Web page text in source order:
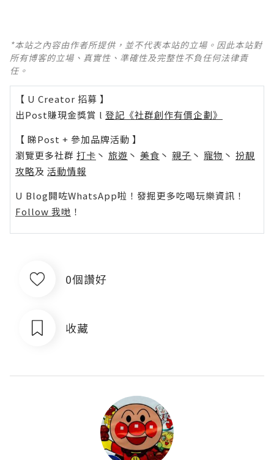
*本站之內容由作者所提供，並不代表本站的立場。因此本站對
所有博客的立場、真實性、準確性及完整性不負任何法律責
任。
【 U Creator 招募 】
出Post賺現金獎賞 l 登記《社群創作有價企劃》
【 睇Post + 參加品牌活動 】
瀏覽更多社群 打卡 丶 旅遊 丶 美食 丶 親子 丶 寵物 丶 扮靚
攻略及 活動情報
U Blog開咗WhatsApp啦！發掘更多吃喝玩樂資訊！
Follow 我哋 ！
0個讚好
收藏